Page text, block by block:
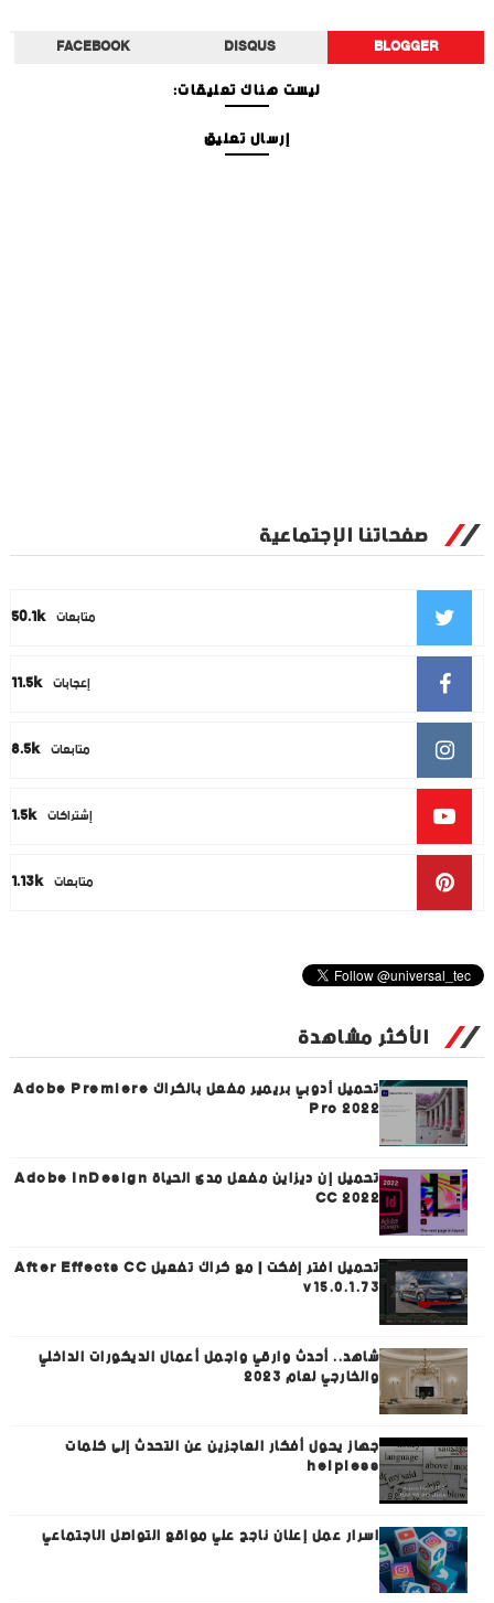
BLOGGER
DISQUS
FACEBOOK
ليست هناك تعليقات:
إرسال تعليق
صفحاتنا الإجتماعية
50.1k متابعات
11.5k إعجابات
8.5k متابعات
1.5k إشتراكات
1.13k متابعات
الأكثر مشاهدة
تحميل أدوبي بريمير مفعل بالكراك Adobe Premiere
Pro 2022
تحميل إن ديزاين مفعل مدى الحياة Adobe InDesign
CC 2022
تحميل افتر إفكت | مع كراك تفعيل After Effects CC
v15.0.1.73
شاهد.. أحدث وارقي واجمل أعمال الديكورات الداخلي
والخارجي لعام 2023
جهاز يحول أفكار العاجزين عن التحدث إلى كلمات
helpless
اسرار عمل إعلان ناجح علي مواقع التواصل الاجتماعي